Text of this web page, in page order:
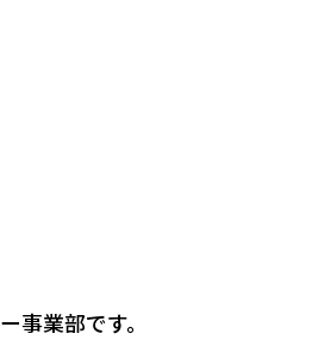
事業部です。